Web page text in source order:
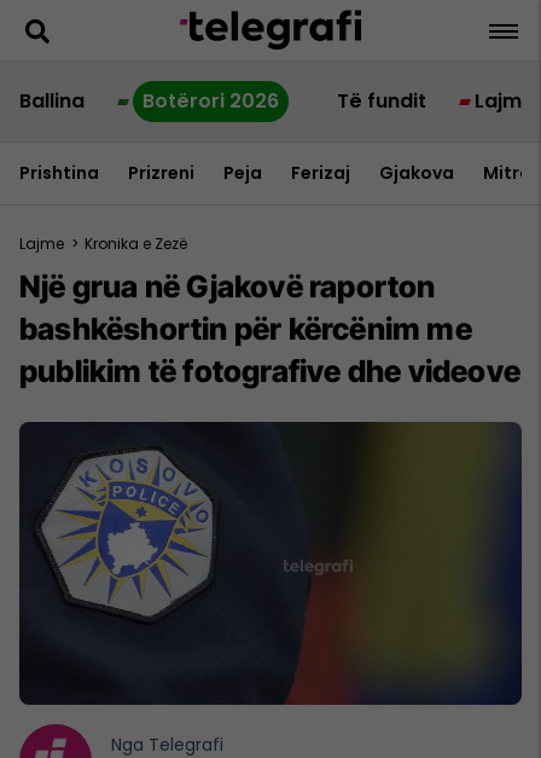
Ballina Botërori 2026 Të fundit Lajme
Prishtina Prizreni Peja Ferizaj Gjakova
Lajme > Kronika e Zezë
Një grua në Gjakovë raporton
bashkëshortin për kërcënim me
publikim të fotografive dhe videove
Nga Telegrafi